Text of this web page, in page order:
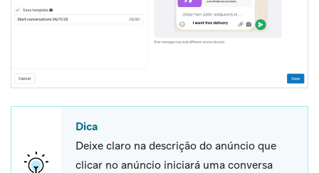
Dica
Deixe claro na descrição do anúncio que
clicar no anúncio iniciará uma conversa